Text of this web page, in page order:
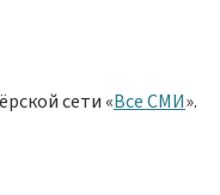
сети «Все СМИ».